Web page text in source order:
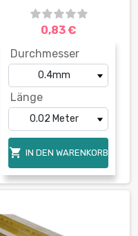
0,83 €
Durchmesser
Länge
 IN DEN WARENKORB